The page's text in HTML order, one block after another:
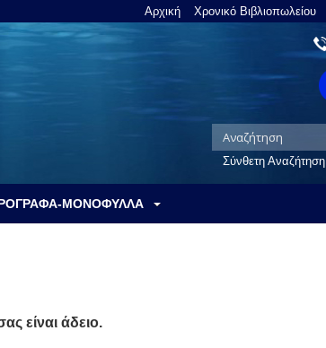
Αρχική Χρονικό Βιβλιοπωλείου
Σύνθετη Αναζήτηση
ΜΟΝΟΦΥΛΛΑ
είναι άδειο.